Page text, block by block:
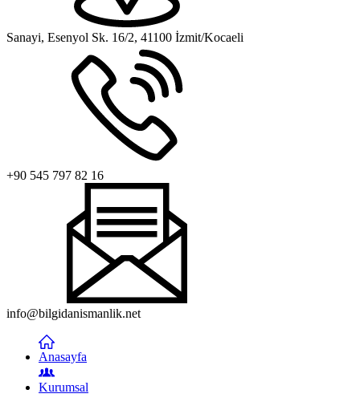
Sanayi, Esenyol Sk. 16/2, 41100 İzmit/Kocaeli
+90 545 797 82 16
info@bilgidanismanlik.net
Anasayfa
Kurumsal